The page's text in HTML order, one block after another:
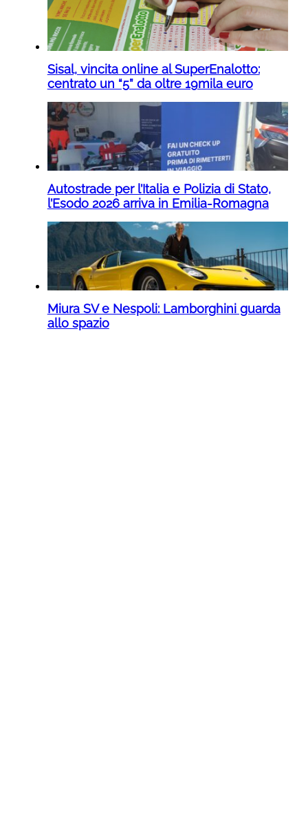
Sisal, vincita online al SuperEnalotto:
centrato un “5” da oltre 19mila euro
Autostrade per l’Italia e Polizia di Stato,
l’Esodo 2026 arriva in Emilia-Romagna
Miura SV e Nespoli: Lamborghini guarda
allo spazio